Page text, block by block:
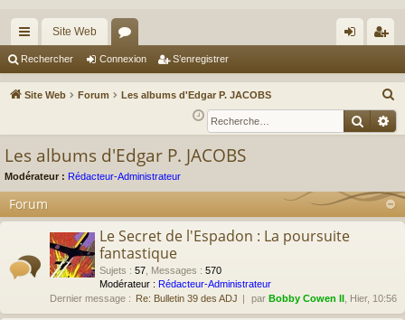
cc
ès
Site Web
or
u ne
xi
nr
eg
r
Rechercher Connexion S’enregistrer
Site Web Forum Les albums d'Edgar P. JACOBS
e
c
r
Les albums d'Edgar P. JACOBS
Modérateur : Rédacteur-Administrateur
Forum
Le Secret de l'Espadon : La poursuite
fantastique
Sujets : 57 Messages : 570
Modérateur : Rédacteur-Administrateur
Dernier message :
Re: Bulletin 39 des ADJ par Bobby Cowen II , Hier, 10:56